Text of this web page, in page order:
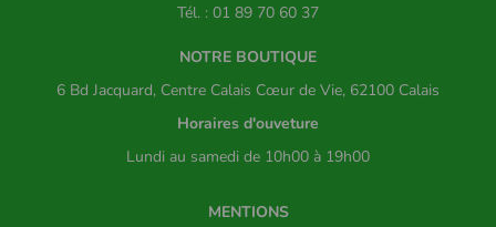
Tél. : 01 89 70 60 37
NOTRE BOUTIQUE
6 Bd Jacquard, Centre Calais Cœur de Vie, 62100 Calais
Horaires d'ouveture
Lundi au samedi de 10h00 à 19h00
MENTIONS